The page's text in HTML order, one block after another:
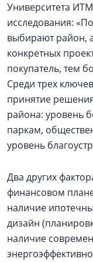
Университета
исследования:
выбирают район,
конкретных
покупатель, тем
Среди трех
принятие
района: уровень
паркам,
уровень
Два других
финансовом
наличие
дизайн
наличие